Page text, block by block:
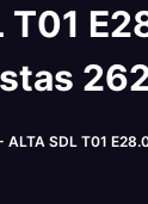
T01
ALTA SDL T01